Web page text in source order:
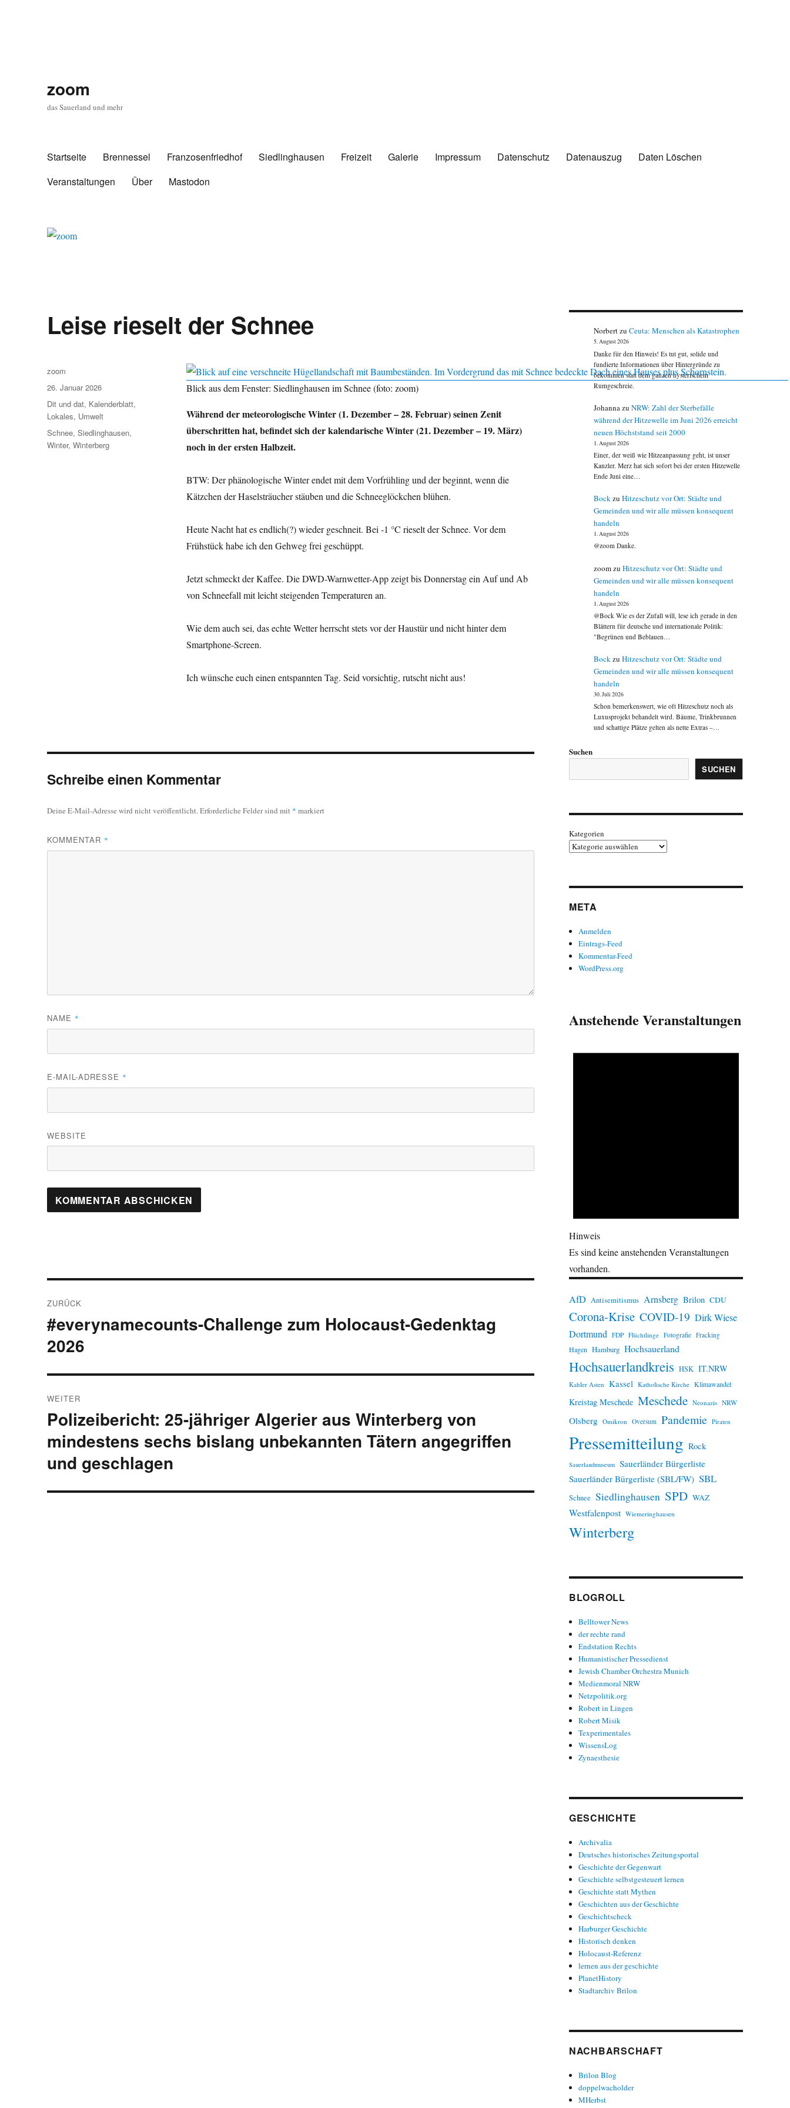
zoom
das Sauerland und mehr
Startseite Brennessel Franzosenfriedhof Siedlinghausen Freizeit Galerie Impressum Datenschutz Datenauszug
Daten Löschen
Veranstaltungen
Über Mastodon
Leise rieselt der Schnee
Blick aus dem Fenster: Siedlinghausen im Schnee (foto: zoom)
Während der meteorologische Winter (1. Dezember – 28. Februar) seinen Zenit
überschritten hat, befindet sich der kalendarische Winter (21. Dezember – 19. März)
noch in der ersten Halbzeit.
BTW: Der phänologische Winter endet mit dem Vorfrühling und der beginnt, wenn die
Kätzchen der Haselsträucher stäuben und die Schneeglöckchen blühen.
Heute Nacht hat es endlich(?) wieder geschneit. Bei -1 °C rieselt der Schnee. Vor dem
Frühstück habe ich den Gehweg frei geschüppt.
Jetzt schmeckt der Kaffee. Die DWD-Warnwetter-App zeigt bis Donnerstag ein Auf und Ab
von Schneefall mit leicht steigenden Temperaturen an.
Wie dem auch sei, das echte Wetter herrscht stets vor der Haustür und nicht hinter dem
Smartphone-Screen.
Ich wünsche euch einen entspannten Tag. Seid vorsichtig, rutscht nicht aus!
Autor
zoom
Veröffentlicht
am
26. Januar 2026
Kategorien
Dit und dat, Kalenderblatt,
Lokales, Umwelt
Schlagwörter
Schnee,Siedlinghausen,
Winter,Winterberg
Schreibe einen Kommentar
Deine E-Mail-Adresse wird nicht veröffentlicht.Erforderliche Felder sind mit * markiert
KOMMENTAR *
NAME *
E-MAIL-ADRESSE *
WEBSITE
ZURÜCK
Vorheriger
Beitrag:
#everynamecounts-Challenge zum Holocaust-Gedenktag
2026
WEITER
Nächster
Beitrag:
Polizeibericht: 25-jähriger Algerier aus Winterberg von
mindestens sechs bislang unbekannten Tätern angegriffen
und geschlagen
NorbertzuCeuta: Menschen als Katastrophen
5. August 2026
Danke für den Hinweis! Es tut gut, solide und
fundierte Informationen über Hintergründe zu
bekommen statt dem ganzen hysterischem
Rumgeschreie.
JohannazuNRW: Zahl der Sterbefälle
während der Hitzewelle im Juni 2026 erreicht
neuen Höchststand seit 2000
1. August 2026
Einer, der weiß wie Hitzeanpassung geht, ist unser
Kanzler. Merz hat sich sofort bei der ersten Hitzewelle
Ende Juni eine…
BockzuHitzeschutz vor Ort: Städte und
Gemeinden und wir alle müssen konsequent
handeln
1. August 2026
@zoom Danke.
zoomzuHitzeschutz vor Ort: Städte und
Gemeinden und wir alle müssen konsequent
handeln
1. August 2026
@Bock Wie es der Zufall will, lese ich gerade in den
Blättern für deutsche und internationale Politik:
"Begrünen und Beblauen…
BockzuHitzeschutz vor Ort: Städte und
Gemeinden und wir alle müssen konsequent
handeln
30. Juli 2026
Schon bemerkenswert, wie oft Hitzeschutz noch als
Luxusprojekt behandelt wird. Bäume, Trinkbrunnen
und schattige Plätze gelten als nette Extras –…
Suchen
SUCHEN
Kategorien
META
Anmelden
Eintrags-Feed
Kommentar-Feed
WordPress.org
Anstehende Veranstaltungen
Hinweis
Es sind keine anstehenden Veranstaltungen
vorhanden.
AfD Antisemitismus Arnsberg Brilon CDU
Corona-Krise COVID-19 Dirk Wiese
Dortmund FDP Flüchtlinge Fotografie Fracking
Hagen Hamburg Hochsauerland
Hochsauerlandkreis HSK IT.NRW
Kahler Asten Kassel Katholische Kirche Klimawandel
Kreistag Meschede Meschede Neonazis NRW
Olsberg Omikron Oversum Pandemie Piraten
Pressemitteilung Rock
Sauerlandmuseum Sauerländer Bürgerliste
Sauerländer Bürgerliste (SBL/FW) SBL
Schnee Siedlinghausen SPD WAZ
Westfalenpost Wiemeringhausen
Winterberg
BLOGROLL
Belltower News
der rechte rand
Endstation Rechts
Humanistischer Pressedienst
Jewish Chamber Orchestra Munich
Medienmoral NRW
Netzpolitik.org
Robert in Lingen
Robert Misik
Texperimentales
WissensLog
Zynaesthesie
GESCHICHTE
Archivalia
Deutsches historisches Zeitungsportal
Geschichte der Gegenwart
Geschichte selbstgesteuert lernen
Geschichte statt Mythen
Geschichten aus der Geschichte
Geschichtscheck
Harburger Geschichte
Historisch denken
Holocaust-Referenz
lernen aus der geschichte
PlanetHistory
Stadtarchiv Brilon
NACHBARSCHAFT
Brilon Blog
doppelwacholder
MHerbst